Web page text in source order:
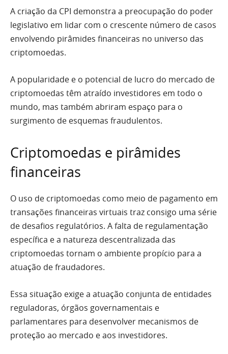
A criação da CPI demonstra a preocupação do poder
legislativo em lidar com o crescente número de casos
envolvendo pirâmides financeiras no universo das
criptomoedas.
A popularidade e o potencial de lucro do mercado de
criptomoedas têm atraído investidores em todo o
mundo, mas também abriram espaço para o
surgimento de esquemas fraudulentos.
Criptomoedas e pirâmides
financeiras
O uso de criptomoedas como meio de pagamento em
transações financeiras virtuais traz consigo uma série
de desafios regulatórios. A falta de regulamentação
específica e a natureza descentralizada das
criptomoedas tornam o ambiente propício para a
atuação de fraudadores.
Essa situação exige a atuação conjunta de entidades
reguladoras, órgãos governamentais e
parlamentares para desenvolver mecanismos de
proteção ao mercado e aos investidores.